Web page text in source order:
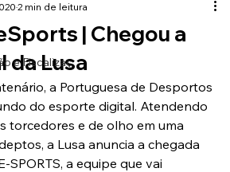
e Fiscalizaç
| Chegou a
da Lusa
2 min de leitura
a Portuguesa de Desportos
do esporte digital. Atendendo
torcedores e de olho em uma
a Lusa anuncia a chegada
SPORTS, a equipe que vai